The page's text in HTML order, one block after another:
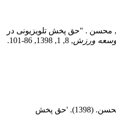
. "حق پخش تلویزیونی در
ورزش
, 8, 1, 1398, 86-101.
رضایی, شمس الدین, اسمعیلی, محسن. (1398). 'حق پخش